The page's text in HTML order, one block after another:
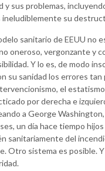
y sus problemas,
ineludiblemente su
sanitario de EEUU no
oneroso, vergonzante y
Y lo es, de modo
su sanidad los errores
el
por derecha e
a George
un día hace tiempo
sanitariamente del
Otro sistema es posible. Y